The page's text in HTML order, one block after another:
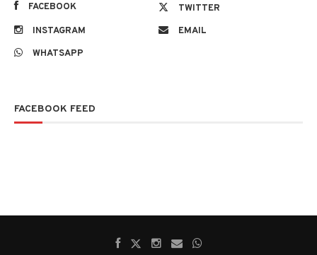
FACEBOOK
TWITTER
INSTAGRAM
EMAIL
WHATSAPP
FACEBOOK FEED